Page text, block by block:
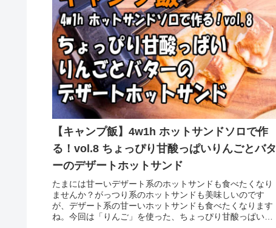
【キャンプ飯】4w1h ホットサンドソロで作
る！vol.8 ちょっぴり甘酸っぱいりんごとバタ
ーのデザートホットサンド
たまには甘ーいデザート系のホットサンドも食べたくなり
ませんか？がっつり系のホットサンドも美味しいのです
が、デザート系の甘ーいホットサンドも食べたくなります
ね。今回は「りんご」を使った、ちょっぴり甘酸っぱいり